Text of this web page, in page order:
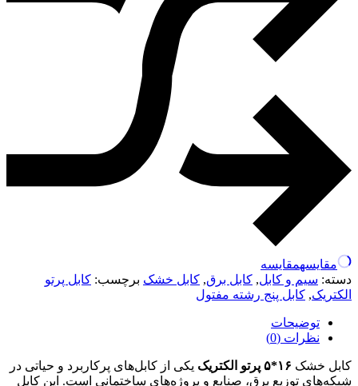
مقایسهمقایسه
دسته: سیم و کابل, کابل برق, کابل خشک برچسب: کابل پرتو
الکتریک, کابل پنج رشته مفتول
توضیحات
نظرات (0)
کابل خشک ۱۶*۵ پرتو الکتریک
یکی از کابل‌های پرکاربرد و حیاتی در
شبکه‌های توزیع برق، صنایع و پروژه‌های ساختمانی است. این کابل